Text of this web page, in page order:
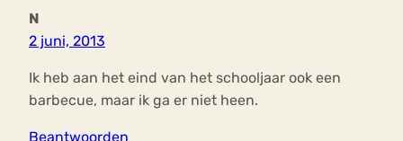
N
2 juni, 2013
Ik heb aan het eind van het schooljaar ook een
barbecue, maar ik ga er niet heen.
Beantwoorden